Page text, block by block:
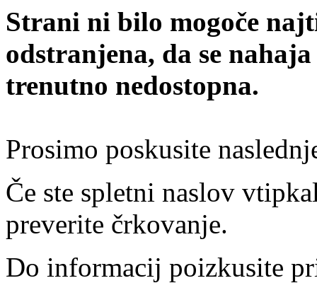
Strani ni bilo mogoče
odstranjena, da se
trenutno nedostopna.
Prosimo poskusite
Če ste spletni naslov
preverite črkovanje.
Do informacij poizkusite